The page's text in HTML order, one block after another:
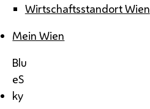
Wirtschaftsstandort Wien
Mein Wien
Blu
eS
ky